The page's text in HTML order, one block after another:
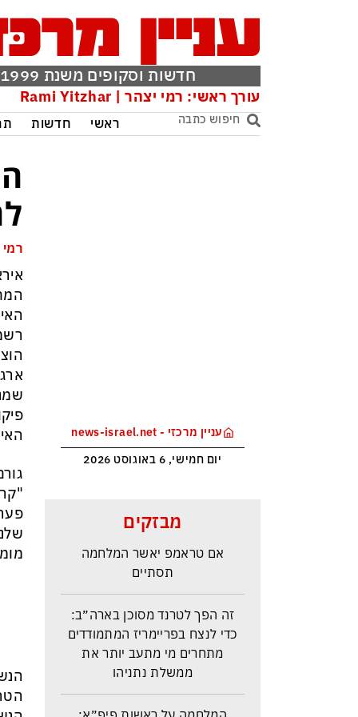
חדשות וסקופים משנת 1999
עורך ראשי: רמי יצהר | Rami Yitzhar
ראשי חדשות
עניין מרכזי - news-israel.net
יום חמישי, 6 באוגוסט 2026
מבזקים
תפעול משותף של מצר הורמוז –
תסתיים
כדי לנצח בפריימריז המתמודדים
מתחרים מי מתעב יותר את
ממשלת נתניהו